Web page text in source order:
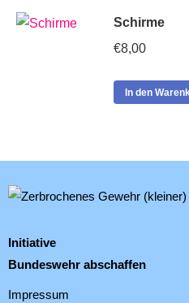
Schirme
€8,00
In den
Initiative
Bundeswehr abschaffen
Impressum